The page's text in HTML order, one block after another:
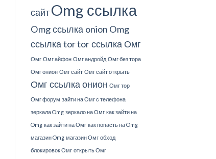
сайт Omg ссылка
Omg ссылка onion Omg
ссылка tortor ссылка Омг
Омг Омг айфон Омг андройд Омг без тора
Омг онион Омг сайт Омг сайт открыть
Омг ссылка онион Омг тор
Омг форум зайти на Омг с телефона
зеркала Omg зеркало на Омг как зайти на
Omg как зайти на Омг как попасть на Omg
магазин Omg магазин Омг обход
блокировок Омг открыть Омг